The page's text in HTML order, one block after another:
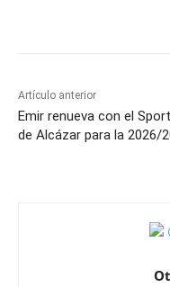
Artículo anterior
Emir renueva con el
de Alcázar para la 2026/